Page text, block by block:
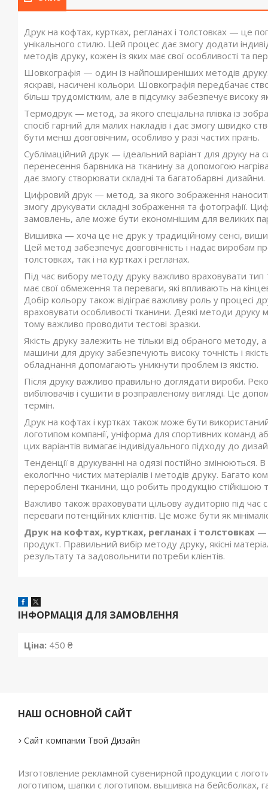
Друк на кофтах, куртках, регланах і толстовках — це
унікального стилю. Цей процес дає змогу додати
методів друку, кожен із яких має свої особливості та
Шовкографія — один із найпоширеніших методів
яскраві, насичені кольори. Шовкографія передбачає
більш трудомістким, але в підсумку забезпечує високу
Термодрук — метод, за якого спеціальна плівка із
спосіб гарний для малих накладів і дає змогу швидко
бути менш довговічним, особливо у разі частих прань.
Сублімаційний друк — ідеальний варіант для друку
перенесення барвника на тканину за допомогою
дає змогу створювати складні та багатобарвні дизайни.
Цифровий друк — метод, за якого зображення
змогу друкувати складні зображення та фотографії.
замовлень, але може бути економнішим для великих
Вишивка — хоча це не друк у традиційному сенсі,
Цей метод забезпечує довговічність і надає виробам
толстовках, так і на куртках і регланах.
Під час вибору методу друку важливо враховувати
має свої обмеження та переваги, які впливають на
Добір кольору також відіграє важливу роль у процесі
враховувати особливості тканини. Деякі методи друку
тому важливо проводити тестові зразки.
Якість друку залежить не тільки від обраного методу,
машини для друку забезпечують високу точність і
обладнання допомагають уникнути проблем із якістю.
Після друку важливо правильно доглядати вироби.
вибілювачів і сушити в розправленому вигляді. Це
термін.
Друк на кофтах і куртках також може бути
логотипом компанії, уніформа для спортивних команд
цих варіантів вимагає індивідуального підходу до
Тенденції в друкуванні на одязі постійно змінюються.
екологічно чистих матеріалів і методів друку. Багато
перероблені тканини, що робить продукцію стійкішою
Важливо також враховувати цільову аудиторію під
переваги потенційних клієнтів. Це може бути як
Друк на кофтах, куртках, регланах і толстовках —
продукт. Правильний вибір методу друку, якісні
результату та задовольнити потреби клієнтів.
ІНФОРМАЦІЯ ДЛЯ ЗАМОВЛЕННЯ
Ціна: 450 ₴
НАШ ОСНОВНОЙ САЙТ
Сайт компании Твой Дизайн
Изготовление рекламной сувенирной продукции с
логотипом, шапки с логотипом. вышивка на бейсболках,